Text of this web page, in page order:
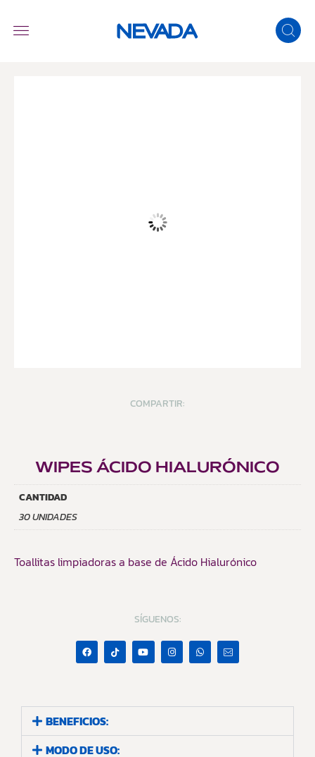
COMPARTIR:
WIPES ÁCIDO HIALURÓNICO
CANTIDAD
30 UNIDADES
Toallitas limpiadoras a base de Ácido Hialurónico
SÍGUENOS:
BENEFICIOS:
MODO DE USO: